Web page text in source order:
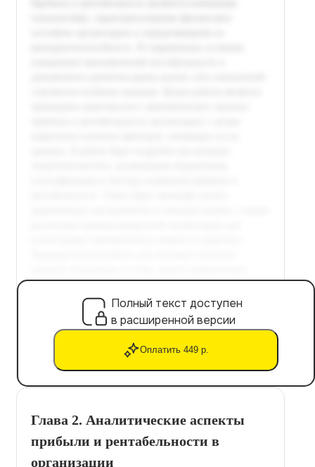
Полный текст доступен
в расширенной версии
Оплатить 449 р.
Глава 2. Аналитические аспекты
прибыли и рентабельности в
организации